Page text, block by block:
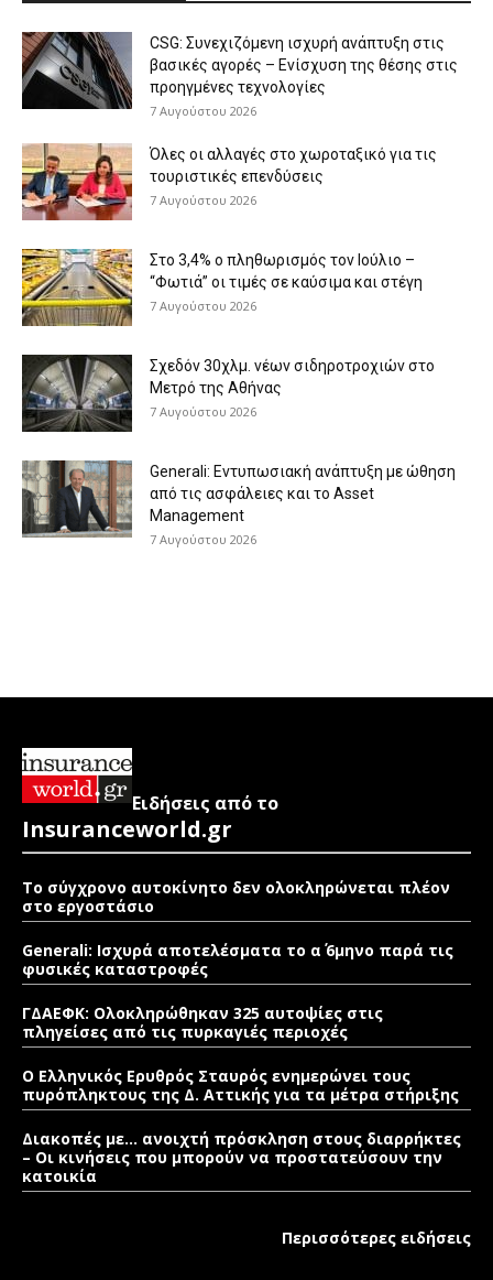
CSG: Συνεχιζόμενη ισχυρή ανάπτυξη στις
βασικές αγορές – Ενίσχυση της θέσης στις
προηγμένες τεχνολογίες
7 Αυγούστου 2026
Όλες οι αλλαγές στο χωροταξικό για τις
τουριστικές επενδύσεις
7 Αυγούστου 2026
Στο 3,4% ο πληθωρισμός τον Ιούλιο –
“Φωτιά” οι τιμές σε καύσιμα και στέγη
7 Αυγούστου 2026
Σχεδόν 30χλμ. νέων σιδηροτροχιών στο
Μετρό της Αθήνας
7 Αυγούστου 2026
Generali: Eντυπωσιακή ανάπτυξη με ώθηση
από τις ασφάλειες και το Asset
Management
7 Αυγούστου 2026
Ειδήσεις από το
Insuranceworld.gr
Το σύγχρονο αυτοκίνητο δεν ολοκληρώνεται πλέον
στο εργοστάσιο
Generali: Ισχυρά αποτελέσματα το α΄ 6μηνο παρά τις
φυσικές καταστροφές
ΓΔΑΕΦΚ: Ολοκληρώθηκαν 325 αυτοψίες στις
πληγείσες από τις πυρκαγιές περιοχές
Ο Ελληνικός Ερυθρός Σταυρός ενημερώνει τους
πυρόπληκτους της Δ. Αττικής για τα μέτρα στήριξης
Διακοπές με… ανοιχτή πρόσκληση στους διαρρήκτες
– Οι κινήσεις που μπορούν να προστατεύσουν την
κατοικία
Περισσότερες ειδήσεις